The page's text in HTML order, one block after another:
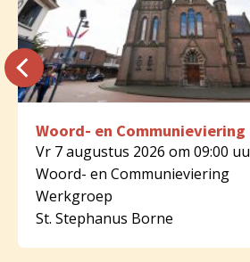
Woord- en Communieviering
Vr 7 augustus 2026 om 09:00
Woord- en Communieviering
Werkgroep
St. Stephanus Borne